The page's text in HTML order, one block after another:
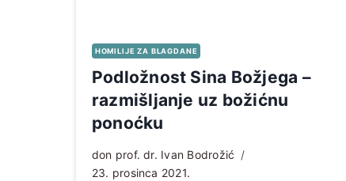
HOMILIJE ZA BLAGDANE
Podložnost Sina Božjega –
razmišljanje uz božićnu
ponoćku
don prof. dr. Ivan Bodrožić
23. prosinca 2021.